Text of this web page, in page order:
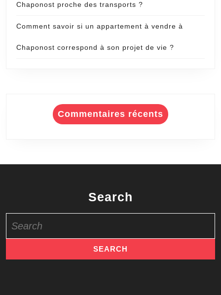
Chaponost proche des transports ?
Comment savoir si un appartement à vendre à
Chaponost correspond à son projet de vie ?
Commentaires récents
Search
for: